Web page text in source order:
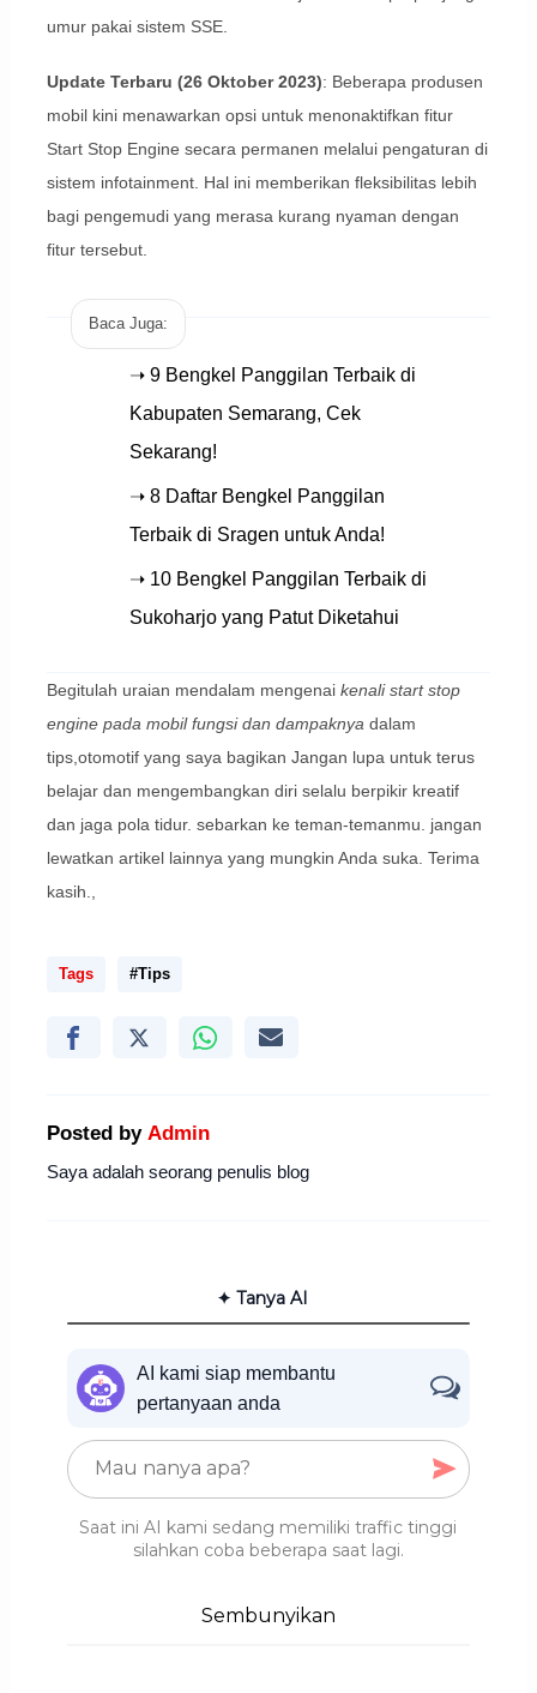
umur pakai sistem SSE.
Update Terbaru (26 Oktober 2023): Beberapa produsen
mobil kini menawarkan opsi untuk menonaktifkan fitur
Start Stop Engine secara permanen melalui pengaturan di
sistem infotainment. Hal ini memberikan fleksibilitas lebih
bagi pengemudi yang merasa kurang nyaman dengan
fitur tersebut.
Baca Juga:
➝ 9 Bengkel Panggilan Terbaik di
Kabupaten Semarang, Cek
Sekarang!
➝ 8 Daftar Bengkel Panggilan
Terbaik di Sragen untuk Anda!
➝ 10 Bengkel Panggilan Terbaik di
Sukoharjo yang Patut Diketahui
Begitulah uraian mendalam mengenai kenali start stop
engine pada mobil fungsi dan dampaknya dalam
tips,otomotif yang saya bagikan Jangan lupa untuk terus
belajar dan mengembangkan diri selalu berpikir kreatif
dan jaga pola tidur. sebarkan ke teman-temanmu. jangan
lewatkan artikel lainnya yang mungkin Anda suka. Terima
kasih.,
Tags #Tips
Posted by Admin
Saya adalah seorang penulis blog
✦ Tanya AI
AI kami siap membantu
pertanyaan anda
Saat ini AI kami sedang memiliki traffic tinggi
silahkan coba beberapa saat lagi.
Sembunyikan